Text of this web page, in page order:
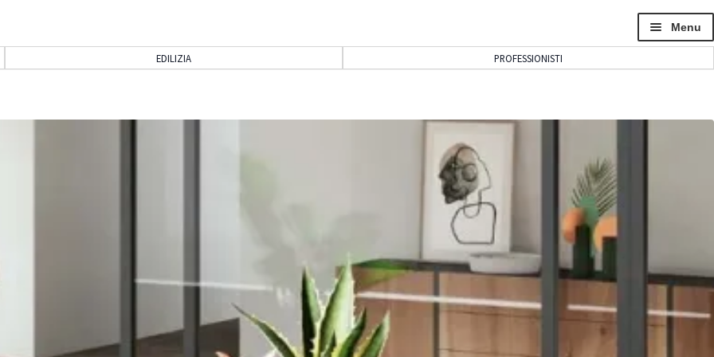
Menu
EDILIZIA PROFESSIONISTI